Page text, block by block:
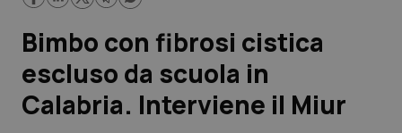
Lavoro e Professioni
Scienza e Farmaci
Studi e Analisi
Bimbo con fibrosi cistica
escluso da scuola in
Calabria. Interviene il Miur